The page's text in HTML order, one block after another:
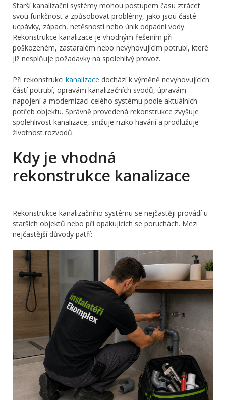
Starší kanalizační systémy mohou postupem času ztrácet
svou funkčnost a způsobovat problémy, jako jsou časté
ucpávky, zápach, netěsnosti nebo únik odpadní vody.
Rekonstrukce kanalizace je vhodným řešením při
poškozeném, zastaralém nebo nevyhovujícím potrubí, které
již nesplňuje požadavky na spolehlivý provoz.
Při rekonstrukci kanalizace dochází k výměně nevyhovujících
částí potrubí, opravám kanalizačních svodů, úpravám
napojení a modernizaci celého systému podle aktuálních
potřeb objektu. Správně provedená rekonstrukce zvyšuje
spolehlivost kanalizace, snižuje riziko havárií a prodlužuje
životnost rozvodů.
Kdy je vhodná
rekonstrukce kanalizace
Rekonstrukce kanalizačního systému se nejčastěji provádí u
starších objektů nebo při opakujících se poruchách. Mezi
nejčastější důvody patří: